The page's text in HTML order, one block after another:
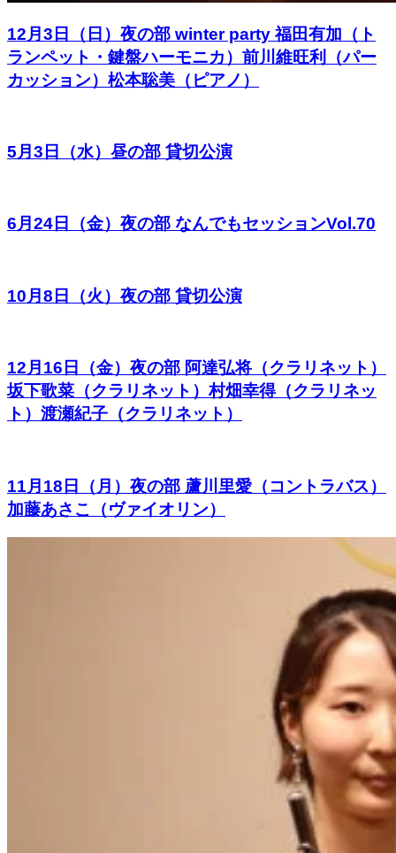
12月3日（日）夜の部 winter party 福田有加（ト
ランペット・鍵盤ハーモニカ）前川維旺利（パー
カッション）松本聡美（ピアノ）
5月3日（水）昼の部 貸切公演
6月24日（金）夜の部 なんでもセッションVol.70
10月8日（火）夜の部 貸切公演
12月16日（金）夜の部 阿達弘将（クラリネット）
坂下歌菜（クラリネット）村畑幸得（クラリネッ
ト）渡瀬紀子（クラリネット）
11月18日（月）夜の部 蘆川里愛（コントラバス）
加藤あさこ（ヴァイオリン）